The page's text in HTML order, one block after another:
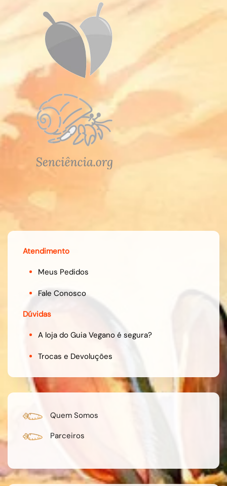
Atendimento
Meus Pedidos
Fale Conosco
Dúvidas
A loja do Guia Vegano é segura?
Trocas e Devoluções
Quem Somos
Parceiros